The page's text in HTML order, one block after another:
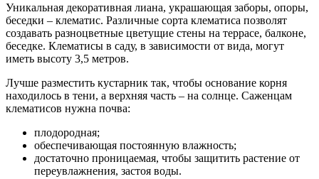
Уникальная декоративная лиана, украшающая заборы, опоры,
беседки – клематис. Различные сорта клематиса позволят
создавать разноцветные цветущие стены на террасе, балконе,
беседке. Клематисы в саду, в зависимости от вида, могут
иметь высоту 3,5 метров.
Лучше разместить кустарник так, чтобы основание корня
находилось в тени, а верхняя часть – на солнце. Саженцам
клематисов нужна почва:
плодородная;
обеспечивающая постоянную влажность;
достаточно проницаемая, чтобы защитить растение от
переувлажнения, застоя воды.